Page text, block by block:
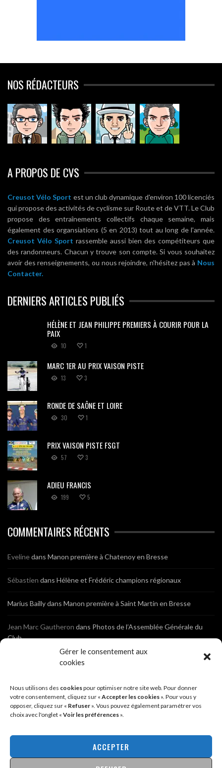
Gérer le consentement aux
cookies
Nous utilisons des cookiespour optimiser notre site web. Pour donner
votre consentement, cliquez sur « Accepter les cookies ». Pour vous y
opposer, cliquez sur « Refuser ». Vous pouvez également paramétrer vos
choix avec l'onglet « Voir les préférences ».
ACCEPTER
NOS RÉDACTEURS
A PROPOS DE CVS
Creusot Vélo Sport est un club dynamique d'environ 100 licenciés
qui propose des activités de cyclisme sur Route et de VTT. Le Club
propose des entraînements collectifs chaque semaine, mais
également des organsiations (5 en 2013) tout au long de l'année.
Creusot Vélo Sport rassemble aussi bien des compétiteurs que
des randonneurs. Chacun y trouve son compte. Si vous souhaitez
avoir des renseignements, ou nous rejoindre, n'hésitez pas à Nous
Contacter.
DERNIERS ARTICLES PUBLIÉS
HÉLÈNE ET JEAN PHILIPPE PREMIERS À COURIR POUR LA
PAIX
10 1
MARC 1ER AU PRIX VAISON PISTE
13 3
RONDE DE SAÔNE ET LOIRE
30 1
PRIX VAISON PISTE FSGT
57 3
ADIEU FRANCIS
199 5
COMMENTAIRES RÉCENTS
Evelinedans Manon première à Chatenoy en Bresse
Sébastien dans Hélène et Frédéric champions régionaux
Marius Baillydans Manon première à Saint Martin en Bresse
Jean Marc Gautheron dans Photos de l’Assemblée Générale du
Club
Photos de l’Assemblée Générale du Club
Sébastien dans Cyclocross de Brochon (21)
Breniauxdans Cyclocross de Brochon (21)